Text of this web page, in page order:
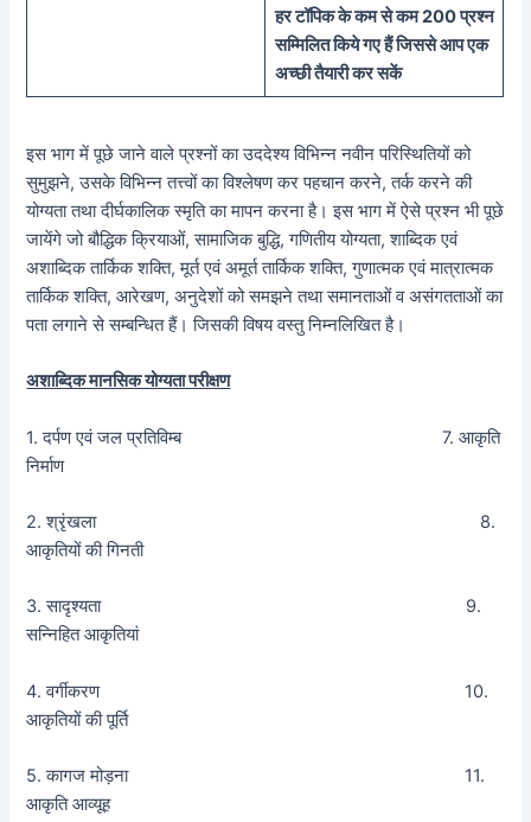
हर टॉपिक के कम से कम 200 प्रश्न
सम्मिलित किये गए हैं जिससे आप एक
अच्छी तैयारी कर सकें
इस भाग में पूछे जाने वाले प्रश्नों का उददेश्य विभिन्न नवीन परिस्थितियों को
सुमुझने, उसके विभिन्न तत्त्वों का विश्लेषण कर पहचान करने, तर्क करने की
योग्यता तथा दीर्घकालिक स्मृति का मापन करना है। इस भाग में ऐसे प्रश्न भी पूछे
जायेंगे जो बौद्धिक क्रियाओं, सामाजिक बुद्धि, गणितीय योग्यता, शाब्दिक एवं
अशाब्दिक तार्किक शक्ति, मूर्त एवं अमूर्त तार्किक शक्ति, गुणात्मक एवं मात्रात्मक
तार्किक शक्ति, आरेखण, अनुदेशों को समझने तथा समानताओं व असंगतताओं का
पता लगाने से सम्बन्धित हैं। जिसकी विषय वस्तु निम्नलिखित है।
अशाब्दिक मानसिक योग्यता परीक्षण
1. दर्पण एवं जल प्रतिविम्ब 7. आकृति
निर्माण
2. श्रृंखला 8.
आकृतियों की गिनती
3. सादृश्यता 9.
सन्निहित आकृतियां
4. वर्गीकरण 10.
आकृतियों की पूर्ति
5. कागज मोड़ना 11.
आकृति आव्यूह